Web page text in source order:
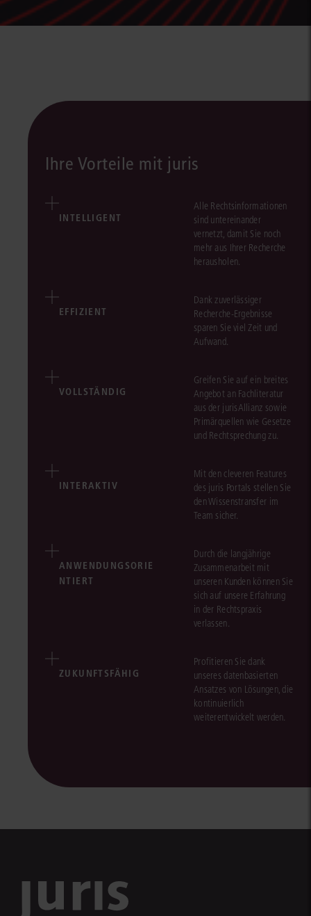
Ihre Vorteile mit juris
INTELLIGENT
Alle Rechtsinformationen
sind untereinander
vernetzt, damit Sie noch
mehr aus Ihrer Recherche
herausholen.
EFFIZIENT
Dank zuverlässiger
Recherche-Ergebnisse
sparen Sie viel Zeit und
Aufwand.
VOLLSTÄNDIG
Greifen Sie auf ein breites
Angebot an Fachliteratur
aus der jurisAllianz sowie
Primärquellen wie Gesetze
und Rechtsprechung zu.
INTERAKTIV
Mit den cleveren Features
des juris Portals stellen Sie
den Wissenstransfer im
Team sicher.
ANWENDUNGSORIE
NTIERT
Durch die langjährige
Zusammenarbeit mit
unseren Kunden können Sie
sich auf unsere Erfahrung
in der Rechtspraxis
verlassen.
ZUKUNFTSFÄHIG
Profitieren Sie dank
unseres datenbasierten
Ansatzes von Lösungen, die
kontinuierlich
weiterentwickelt werden.